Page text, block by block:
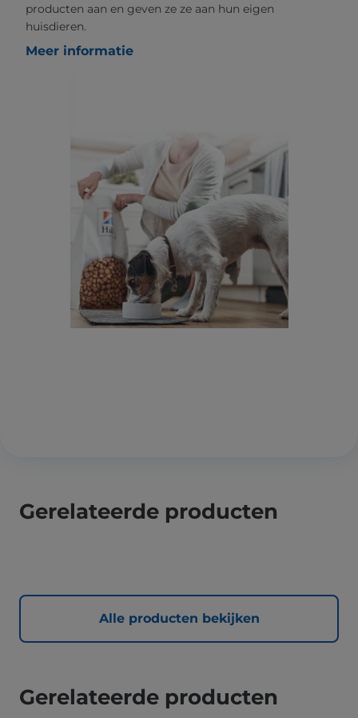
producten aan en geven ze ze aan hun eigen
huisdieren.
Meer informatie
Gerelateerde producten
Alle producten bekijken
Gerelateerde producten